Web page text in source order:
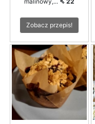
Zobacz przepis!